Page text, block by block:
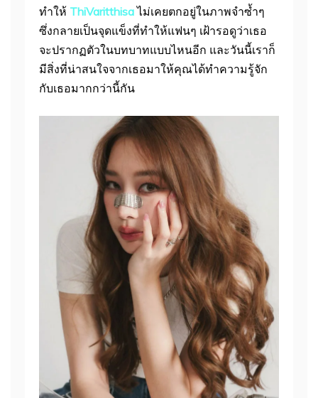
ทำให้ ThiVaritthisa ไม่เคยตกอยู่ในภาพจำซ้ำๆ
ซึ่งกลายเป็นจุดแข็งที่ทำให้แฟนๆ เฝ้ารอดูว่าเธอ
จะปรากฏตัวในบทบาทแบบไหนอีก และวันนี้เราก็
มีสิ่งที่น่าสนใจจากเธอมาให้คุณได้ทำความรู้จัก
กับเธอมากกว่านี้กัน